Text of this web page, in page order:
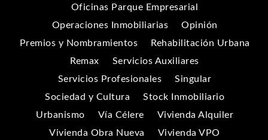
Oficinas Parque Empresarial
Operaciones Inmobiliarias
Opinión
Premios y Nombramientos
Rehabilitación Urbana
Remax
Servicios Auxiliares
Servicios Profesionales
Singular
Sociedad y Cultura
Stock Inmobiliario
Urbanismo
Vía Célere
Vivienda Alquiler
Vivienda Obra Nueva
Vivienda VPO